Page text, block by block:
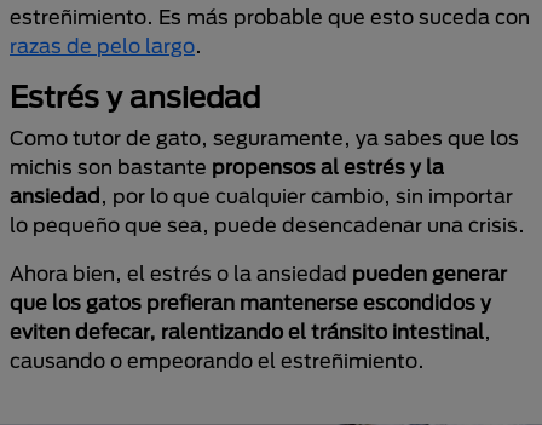
estreñimiento. Es más probable que esto suceda con
razas de pelo largo.
Estrés y ansiedad
Como tutor de gato, seguramente, ya sabes que los
michis son bastante propensos al estrés y la
ansiedad, por lo que cualquier cambio, sin importar
lo pequeño que sea, puede desencadenar una crisis.
Ahora bien, el estrés o la ansiedad pueden generar
que los gatos prefieran mantenerse escondidos y
eviten defecar, ralentizando el tránsito intestinal,
causando o empeorando el estreñimiento.